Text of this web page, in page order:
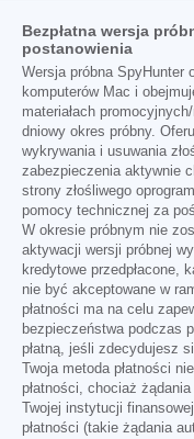
Bezpłatna wersja
postanowienia
Wersja próbna SpyHunter
komputerów Mac i
materiałach
dniowy okres próbny.
wykrywania i usuwania
zabezpieczenia aktywnie
strony złośliwego
pomocy technicznej za
W okresie próbnym nie
aktywacji wersji próbnej
kredytowe przedpłacone,
nie być akceptowane w
płatności ma na celu
bezpieczeństwa podczas
płatną, jeśli zdecydujesz
Twoja metoda płatności
płatności, chociaż
Twojej instytucji
płatności (takie żądania